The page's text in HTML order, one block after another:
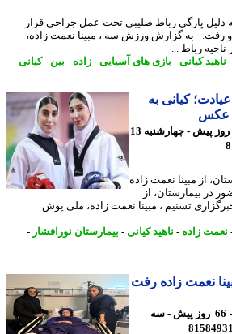
پارگی رباط صلیبی تحت عمل جراحی قرار
- به گزارش ورزش سه ، مبینا نعمت زاده،
رباط ...
کیانی-بازی های آسیایی-زاده - بین-کیانی
کیانی به
65 روز پیش - چهارشنبه 13
از مبینا نعمت زاده
بیمارستان، از
تسنیم ، مبینا نعمت زاده، ملی پوش
زاده - ناهید کیانی-بیمارستان نورافشار-
زاده رفت
روز پیش - سه